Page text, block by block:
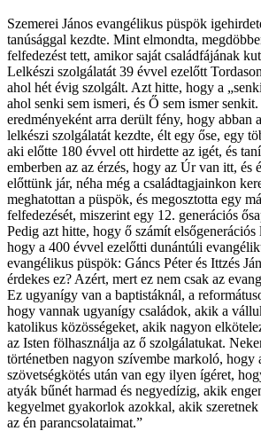
Szemerei János evangélikus püspök
tanúsággal kezdte. Mint elmondta,
felfedezést tett, amikor saját családfájának
Lelkészi szolgálatát 39 évvel ezelőtt
ahol hét évig szolgált. Azt hitte, hogy a
ahol senki sem ismeri, és Ő sem ismer
eredményeként arra derült fény, hogy abban
lelkészi szolgálatát kezdte, élt egy őse, egy
aki előtte 180 évvel ott hirdette az igét, és
emberben az az érzés, hogy az Úr van itt, és
előttünk jár, néha még a családtagjainkon
meghatottan a püspök, és megosztotta egy
felfedezését, miszerint egy 12. generációs
Pedig azt hitte, hogy ő számít
hogy a 400 évvel ezelőtti dunántúli
evangélikus püspök: Gáncs Péter és Ittzés
érdekes ez? Azért, mert ez nem csak az
Ez ugyanígy van a baptistáknál, a
hogy vannak ugyanígy családok, akik a
katolikus közösségeket, akik nagyon
az Isten fölhasználja az ő szolgálatukat.
történetben nagyon szívembe markoló, hogy
szövetségkötés után van egy ilyen ígéret,
atyák bűnét harmad és negyedízig, akik
kegyelmet gyakorlok azokkal, akik szeretnek
az én parancsolataimat.”